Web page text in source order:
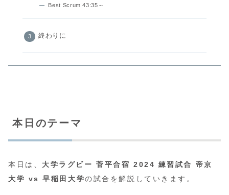
Best Scrum 43:35～
終わりに
本日のテーマ
本日は、 大学ラグビー 菅平合宿 2024 練習試合 帝京
大学 vs 早稲田大学の試合を解説していきます。